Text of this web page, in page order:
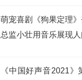
萌宠喜剧《狗果定理
总监小壮用音乐展现
《中国好声音2021